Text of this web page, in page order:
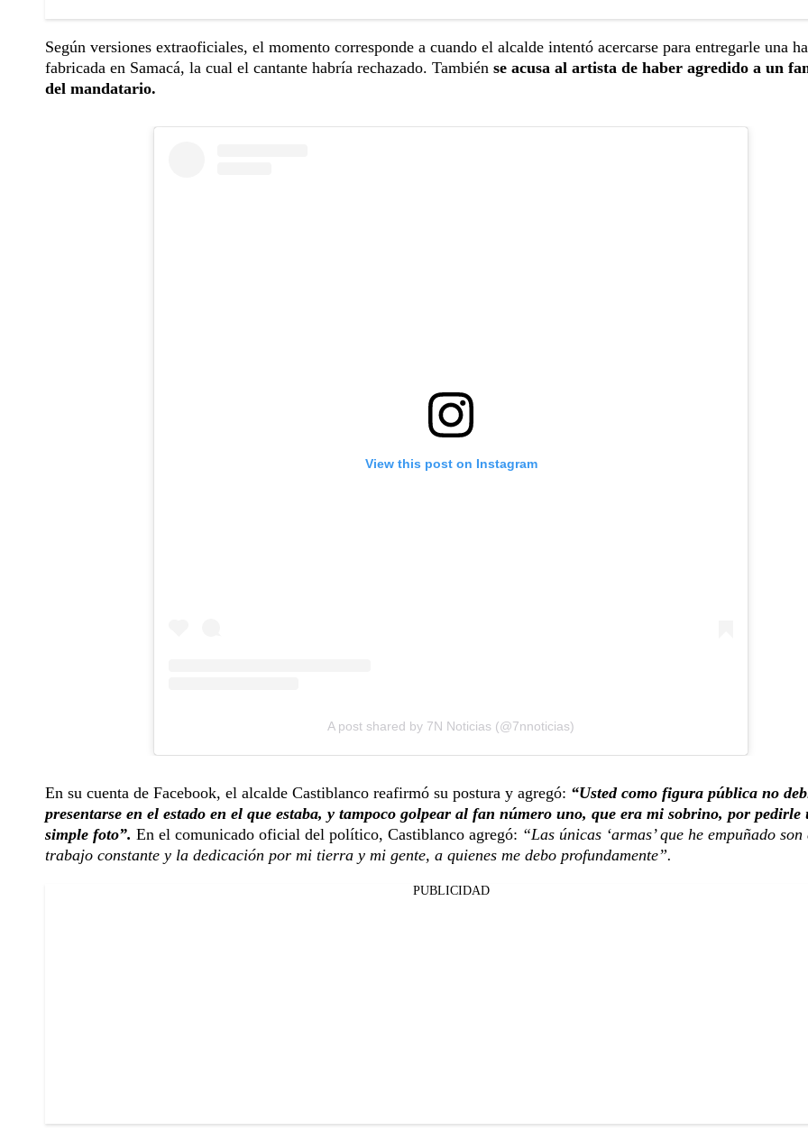
Según versiones extraoficiales, el momento corresponde a cuando el alcalde intentó acercarse para entregarle una
fabricada en Samacá, la cual el cantante habría rechazado. También se acusa al artista de haber agredido a un
del mandatario.
View this post on Instagram
A post shared by 7N Noticias (@7nnoticias)
En su cuenta de Facebook, el alcalde Castiblanco reafirmó su postura y agregó: “Usted como figura pública no
presentarse en el estado en el que estaba, y tampoco golpear al fan número uno, que era mi sobrino, por pedirle
simple foto”. En el comunicado oficial del político, Castiblanco agregó: “Las únicas ‘armas’ que he empuñado son
trabajo constante y la dedicación por mi tierra y mi gente, a quienes me debo profundamente”.
PUBLICIDAD